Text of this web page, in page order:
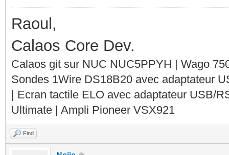
Raoul,
Calaos Core Dev.
Calaos git sur NUC NUC5PPYH | Wago
Sondes 1Wire DS18B20 avec adaptateur
| Ecran tactile ELO avec adaptateur USB/
Ultimate | Ampli Pioneer VSX921
Find